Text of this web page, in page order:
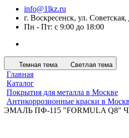
info@1lkz.ru
г. Воскресенск, ул. Советская,
Пн - Пт: с 9:00 до 18:00
Темная тема Светлая тема
Главная
Каталог
Покрытия для металла в Москве
Антикоррозионные краски в
ЭМАЛЬ ПФ-115 "FORMULA Q8"